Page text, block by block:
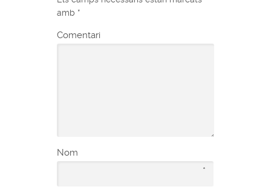
amb *
Comentari
Nom
*